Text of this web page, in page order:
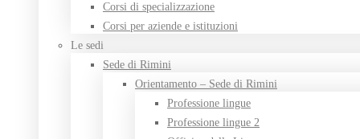
Corsi di specializzazione
Corsi per aziende e istituzioni
Le sedi
Sede di Rimini
Orientamento – Sede di Rimini
Professione lingue
Professione lingue 2